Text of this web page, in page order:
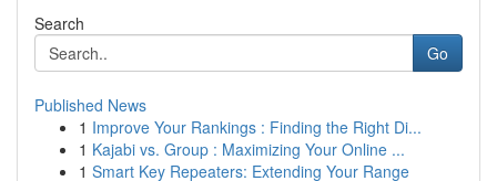
Search
Go
Published News
1 Improve Your Rankings : Finding the Right Di...
1 Kajabi vs. Group : Maximizing Your Online ...
1 Smart Key Repeaters: Extending Your Range